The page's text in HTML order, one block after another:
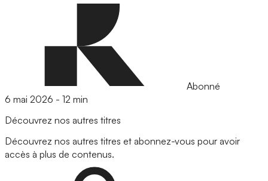
Abonné
6 mai 2026 - 12 min
Découvrez nos autres titres
Découvrez nos autres titres et abonnez-vous pour avoir
accès à plus de contenus.